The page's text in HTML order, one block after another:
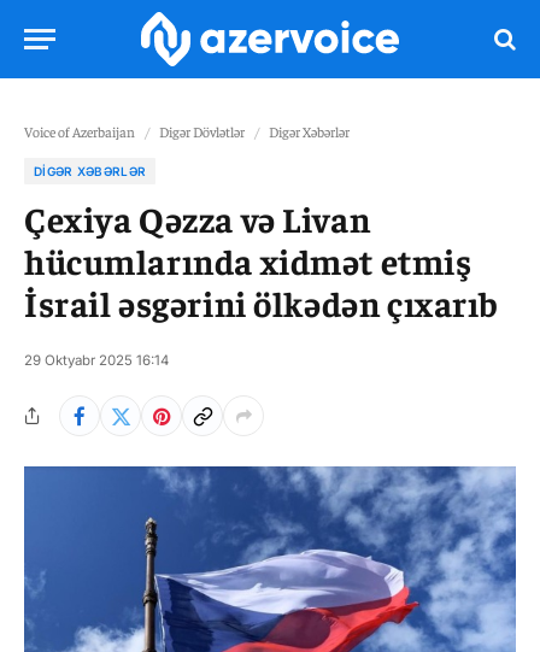
Voice of Azerbaijan / Digər Dövlətlər / Digər Xəbərlər
DIGƏR XƏBƏRLƏR
Çexiya Qəzza və Livan
hücumlarında xidmət etmiş
İsrail əsgərini ölkədən çıxarıb
29 Oktyabr 2025 16:14